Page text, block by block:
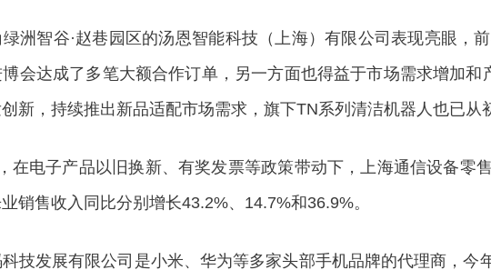
智谷·赵巷园区的汤恩智能科技（上海）有限公司表现亮眼，
会达成了多笔大额合作订单，另一方面也得益于市场需求增加和
新，持续推出新品适配市场需求，旗下TN系列清洁机器人也已从
电子产品以旧换新、有奖发票等政策带动下，上海通信设备零
销售收入同比分别增长43.2%、14.7%和36.9%。
发展有限公司是小米、华为等多家头部手机品牌的代理商，今